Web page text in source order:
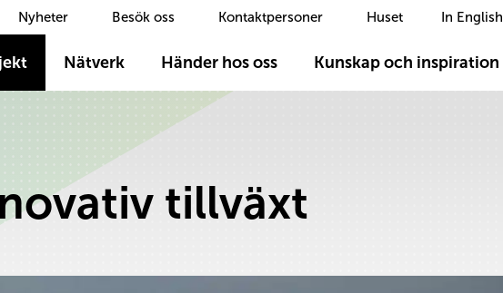
Nyheter Besök oss Kontaktpersoner Huset In English
Nätverk Händer hos oss Kunskap och inspiration
tillväxt